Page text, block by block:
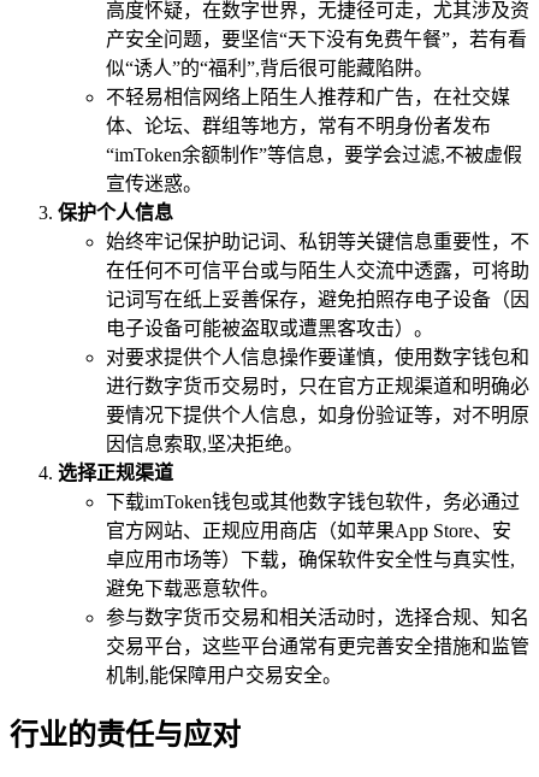
高度怀疑，在数字世界，无捷径可走，尤其涉及资
产安全问题，要坚信“天下没有免费午餐”，若有看
似“诱人”的“福利”,背后很可能藏陷阱。
不轻易相信网络上陌生人推荐和广告，在社交媒
体、论坛、群组等地方，常有不明身份者发布
“imToken余额制作”等信息，要学会过滤,不被虚假
宣传迷惑。
保护个人信息
始终牢记保护助记词、私钥等关键信息重要性，不
在任何不可信平台或与陌生人交流中透露，可将助
记词写在纸上妥善保存，避免拍照存电子设备（因
电子设备可能被盗取或遭黑客攻击）。
对要求提供个人信息操作要谨慎，使用数字钱包和
进行数字货币交易时，只在官方正规渠道和明确必
要情况下提供个人信息，如身份验证等，对不明原
因信息索取,坚决拒绝。
选择正规渠道
下载imToken钱包或其他数字钱包软件，务必通过
官方网站、正规应用商店（如苹果App Store、安
卓应用市场等）下载，确保软件安全性与真实性,
避免下载恶意软件。
参与数字货币交易和相关活动时，选择合规、知名
交易平台，这些平台通常有更完善安全措施和监管
机制,能保障用户交易安全。
行业的责任与应对